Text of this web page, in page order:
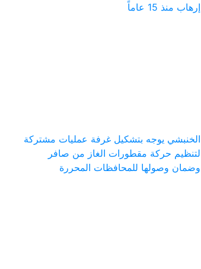
إرهاب منذ 15 عاماً
الخنبشي يوجه بتشكيل غرفة عمليات مشتركة
لتنظيم حركة مقطورات الغاز من صافر
وضمان وصولها للمحافظات المحررة